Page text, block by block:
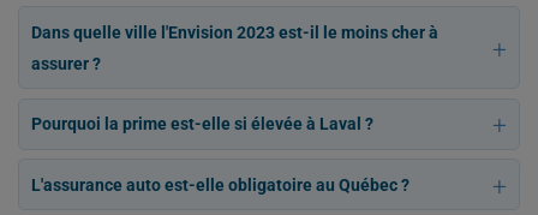
Dans quelle ville l'Envision 2023 est-il le moins cher à
assurer ?
Pourquoi la prime est-elle si élevée à Laval ?
L'assurance auto est-elle obligatoire au Québec ?